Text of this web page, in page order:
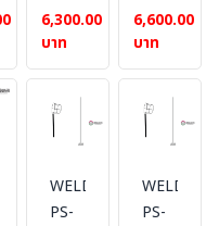
Dai
45
cm.
สูง
1.5
6,300.00
บาท
Dai
45
cm.
สูง 2
เมตร
6,600.00
บาท
WELDING-
PS-
WELDING-
PS-